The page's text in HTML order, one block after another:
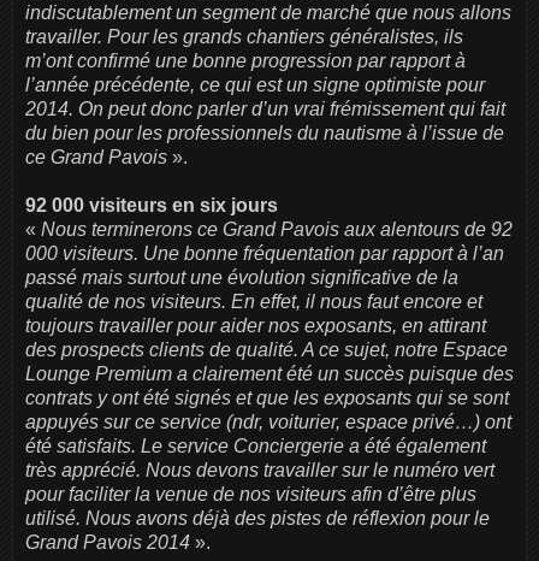
indiscutablement un segment de marché que nous allons
travailler. Pour les grands chantiers généralistes, ils
m’ont confirmé une bonne progression par rapport à
l’année précédente, ce qui est un signe optimiste pour
2014. On peut donc parler d’un vrai frémissement qui fait
du bien pour les professionnels du nautisme à l’issue de
ce Grand Pavois ».
92 000 visiteurs en six jours
« Nous terminerons ce Grand Pavois aux alentours de 92
000 visiteurs. Une bonne fréquentation par rapport à l’an
passé mais surtout une évolution significative de la
qualité de nos visiteurs. En effet, il nous faut encore et
toujours travailler pour aider nos exposants, en attirant
des prospects clients de qualité. A ce sujet, notre Espace
Lounge Premium a clairement été un succès puisque des
contrats y ont été signés et que les exposants qui se sont
appuyés sur ce service (ndr, voiturier, espace privé…) ont
été satisfaits. Le service Conciergerie a été également
très apprécié. Nous devons travailler sur le numéro vert
pour faciliter la venue de nos visiteurs afin d’être plus
utilisé. Nous avons déjà des pistes de réflexion pour le
Grand Pavois 2014 ».